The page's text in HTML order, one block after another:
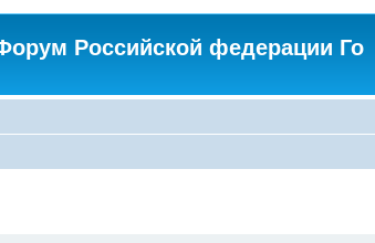
Российской федерации Го